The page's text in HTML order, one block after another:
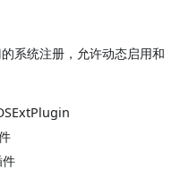
系统注册，允许动态启用和